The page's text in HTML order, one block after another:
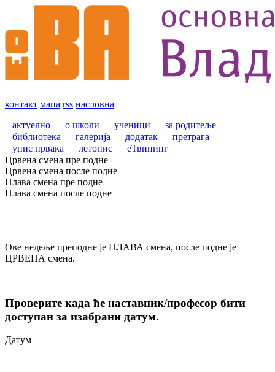
контакт мапа rss насловна
актуелно
о школи ученици
за родитеље
библиотека
галерија додатак
претрага
упис првака
летопис
еТвининг
Црвена смена пре подне
Црвена смена после подне
Плава смена пре подне
Плава смена после подне
Ове недеље преподне је ПЛАВА смена, после подне је
ЦРВЕНА смена.
Проверите када ће наставник/професор бити
доступан за изабрани датум.
Датум